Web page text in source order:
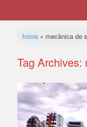
Início» mecânica de
Tag Archives: